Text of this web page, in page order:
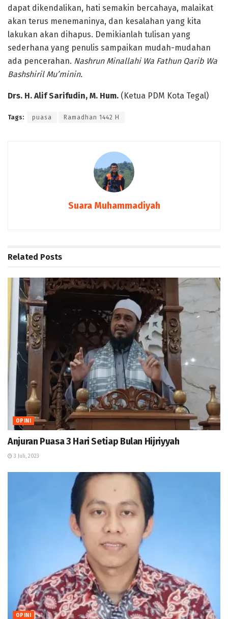
dapat dikendalikan, hati semakin bercahaya, malaikat
akan terus menemaninya, dan kesalahan yang kita
lakukan akan dihapus. Demikianlah tulisan yang
sederhana yang penulis sampaikan mudah-mudahan
ada pencerahan. Nashrun Minallahi Wa Fathun Qarib Wa
Bashshiril Mu’minin.
Drs. H. Alif Sarifudin, M. Hum. (Ketua PDM Kota Tegal)
Tags: puasa Ramadhan 1442 H
Suara Muhammadiyah
Related Posts
OPINI
Anjuran Puasa 3 Hari Setiap Bulan Hijriyyah
3 Juli, 2023
OPINI